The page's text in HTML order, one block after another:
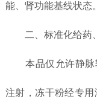
能、肾功能基线状态。
二、标准化给药
本品仅允许静脉
注射，冻干粉经专